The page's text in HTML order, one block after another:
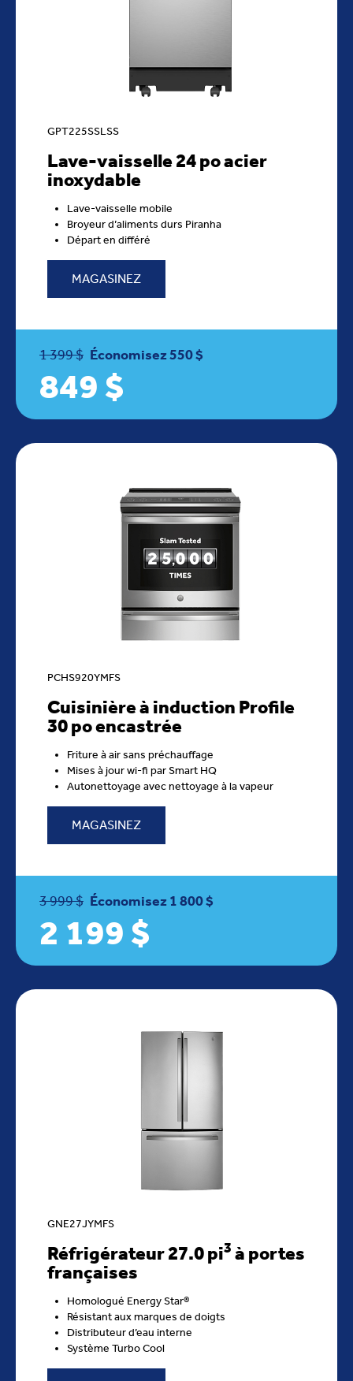
GPT225SSLSS
Lave-vaisselle 24 po acier
inoxydable
Lave-vaisselle mobile
Broyeur d’aliments durs Piranha
Départ en différé
MAGASINEZ
1 399 $ Économisez 550 $
849 $
PCHS920YMFS
Cuisinière à induction Profile
30 po encastrée
Friture à air sans préchauffage
Mises à jour wi-fi par Smart HQ
Autonettoyage avec nettoyage à la vapeur
MAGASINEZ
3 999 $ Économisez 1 800 $
2 199 $
GNE27JYMFS
Réfrigérateur 27.0 pi3 à portes
françaises
Homologué Energy Star®
Résistant aux marques de doigts
Distributeur d’eau interne
Système Turbo Cool